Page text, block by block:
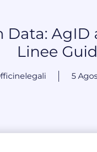
Data: AgID
Linee
5